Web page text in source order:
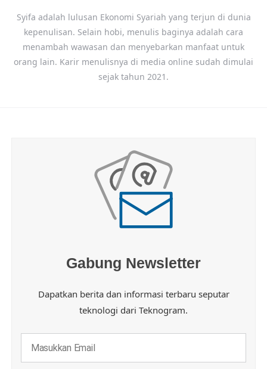
Syifa adalah lulusan Ekonomi Syariah yang terjun di dunia
kepenulisan. Selain hobi, menulis baginya adalah cara
menambah wawasan dan menyebarkan manfaat untuk
orang lain. Karir menulisnya di media online sudah dimulai
sejak tahun 2021.
Gabung Newsletter
Dapatkan berita dan informasi terbaru seputar
teknologi dari Teknogram.